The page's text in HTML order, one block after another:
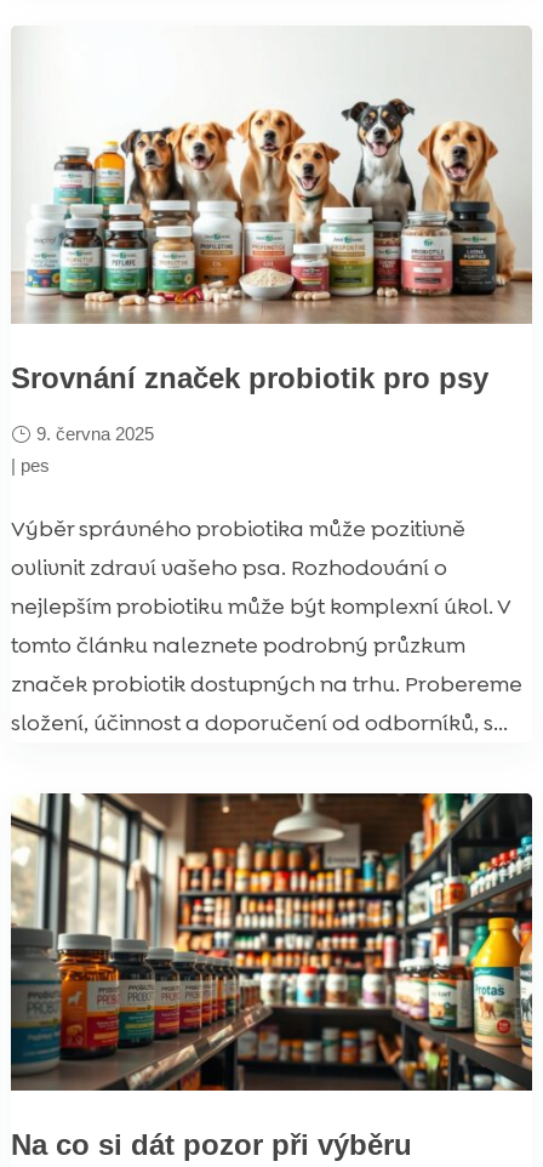
Srovnání značek probiotik pro psy
9. června 2025
| pes
Výběr správného probiotika může pozitivně
ovlivnit zdraví vašeho psa. Rozhodování o
nejlepším probiotiku může být komplexní úkol. V
tomto článku naleznete podrobný průzkum
značek probiotik dostupných na trhu. Probereme
složení, účinnost a doporučení od odborníků, s...
Na co si dát pozor při výběru